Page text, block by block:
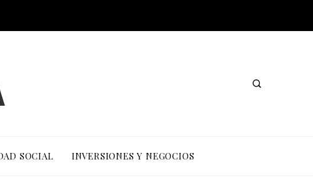
SOCIAL INVERSIONES Y NEGOCIOS